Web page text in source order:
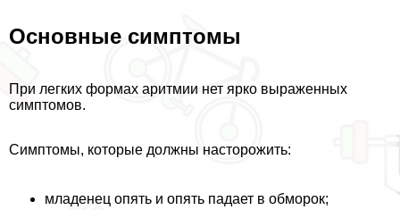
Основные симптомы
При легких формах аритмии нет ярко выраженных
симптомов.
Симптомы, которые должны насторожить:
младенец опять и опять падает в обморок;